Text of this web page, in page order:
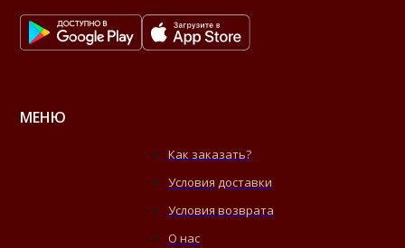
МЕНЮ
Как заказать?
Условия доставки
Условия возврата
О нас